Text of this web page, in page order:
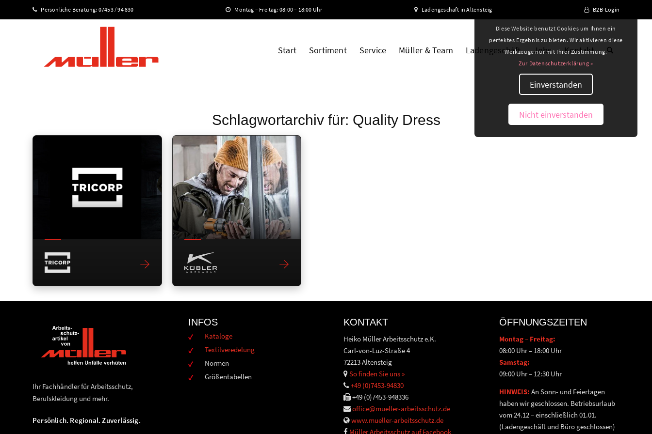
Persönliche Beratung: 07453 / 94 830 Montag – Freitag: 08:00 – 18:00 Uhr Ladengeschäft in Altensteig B2B-Login
Start Sortiment Service Müller & Team Ladengeschäft Jobs Kontakt
Schlagwortarchiv für: Quality Dress
Ihr Fachhändler für Arbeitsschutz,
Berufskleidung und mehr.
Persönlich. Regional. Zuverlässig.
INFOS
Kataloge
Textilveredelung
Normen
Größentabellen
KONTAKT
Heiko Müller Arbeitsschutz e.K.
Carl-von-Luz-Straße 4
72213 Altensteig
So finden Sie uns »
+49 (0)7453-94830
+49 (0)7453-948336
office@mueller-arbeitsschutz.de
www.mueller-arbeitsschutz.de
Müller Arbeitsschutz auf Facebook
ÖFFNUNGSZEITEN
Montag – Freitag:
08:00 Uhr – 18:00 Uhr
Samstag:
09:00 Uhr – 12:30 Uhr
HINWEIS: An Sonn- und Feiertagen
haben wir geschlossen. Betriebsurlaub
vom 24.12 – einschließlich 01.01.
(Ladengeschäft und Büro geschlossen)
Diese Website benutzt Cookies um Ihnen ein
perfektes Ergebnis zu bieten. Wir aktivieren diese
Werkzeuge nur mit Ihrer Zustimmung.
Zur Datenschutzerklärung »
Einverstanden
Nicht einverstanden